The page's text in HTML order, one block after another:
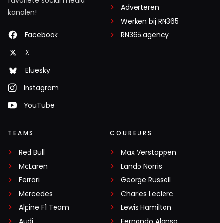
kanalen!
Facebook
X
Bluesky
Instagram
YouTube
Adverteren
Werken bij RN365
RN365.agency
TEAMS
Red Bull
McLaren
Ferrari
Mercedes
Alpine F1 Team
COUREURS
Max Verstappen
Lando Norris
George Russell
Charles Leclerc
Lewis Hamilton